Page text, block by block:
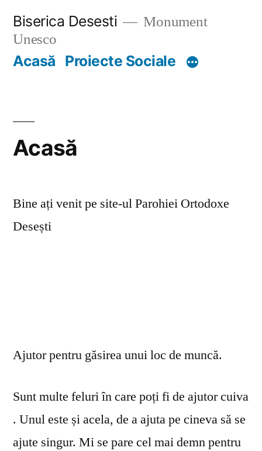
content
Biserica Desesti
Monument
Unesco
Acasă Proiecte Sociale
Acasă
Bine ați venit pe site-ul Parohiei Ortodoxe
Desești
Ajutor pentru găsirea unui loc de muncă.
Sunt multe feluri în care poți fi de ajutor cuiva
. Unul este și acela, de a ajuta pe cineva să se
ajute singur. Mi se pare cel mai demn pentru